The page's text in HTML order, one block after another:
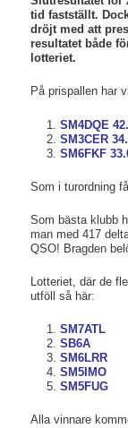
tid fastställt.
dröjt med att
resultatet både
lotteriet.
På prispallen har
SM4DQE
SM3CER
SM6FKF
Som i turordning
Som bästa klubb
man med 417
QSO! Bragden
Lotteriet, där de
utföll så här:
SM7ATL
SB6A
SM6LRR
SM5IMO
SM5FUG
Alla vinnare